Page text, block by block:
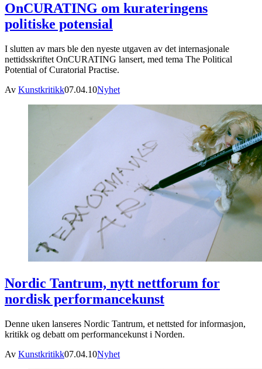
OnCURATING om kurateringens
politiske potensial
I slutten av mars ble den nyeste utgaven av det internasjonale
nettidsskriftet OnCURATING lansert, med tema The Political
Potential of Curatorial Practise.
Av Kunstkritikk07.04.10Nyhet
Nordic Tantrum, nytt nettforum for
nordisk performancekunst
Denne uken lanseres Nordic Tantrum, et nettsted for informasjon,
kritikk og debatt om performancekunst i Norden.
Av Kunstkritikk07.04.10Nyhet